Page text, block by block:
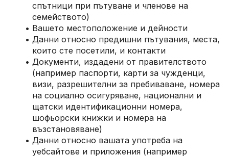
спътници при пътуване и членове на
семейството)
Вашето местоположение и дейности
Данни относно предишни пътувания, места,
които сте посетили, и контакти
Документи, издадени от правителството
(например паспорти, карти за чужденци,
визи, разрешителни за пребиваване, номера
на социално осигуряване, национални и
щатски идентификационни номера,
шофьорски книжки и номера на
възстановяване)
Данни относно вашата употреба на
уебсайтове и приложения (например